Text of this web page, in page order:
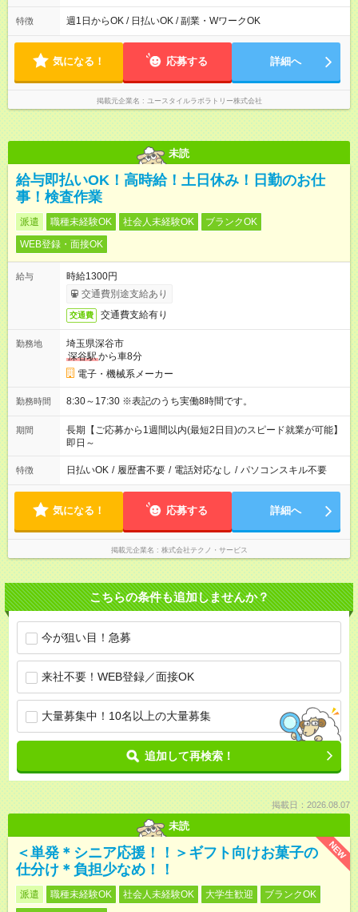
制（週平均40時間以内） 夜勤：17:00-翌09:00（休憩2時間）
特徴 週1日からOK / 日払いOK / 副業・WワークOK
気になる！ 応募する 詳細へ
掲載元企業名 ユースタイルラボラトリー株式会社
未読
給与即払いOK！高時給！土日休み！日勤のお仕
事！検査作業
派遣 職種未経験OK 社会人未経験OK
ブランクOK
WEB登録・面接OK
給与
時給1300円
交通費別途支給あり
交通費 交通費支給有り
勤務地
埼玉県深谷市
深谷駅から車8分
電子・機械系メーカー
勤務時間 8:30～17:30 ※表記のうち実働8時間です。
期間
長期【ご応募から1週間以内(最短2日目)のスピード就業が可能】
即日～
特徴 日払いOK / 履歴書不要 / 電話対応なし / パソコンスキル不要
気になる！ 応募する 詳細へ
掲載元企業名 株式会社テクノ・サービス
こちらの条件も追加しませんか？
今が狙い目！急募
来社不要！WEB登録／面接OK
大量募集中！10名以上の大量募集
追加して再検索！
掲載日：2026.08.07
未読
NEW
＜単発＊シニア応援！！＞ギフト向けお菓子の
仕分け＊負担少なめ！！
派遣 職種未経験OK 社会人未経験OK 大学生歓迎
ブランクOK